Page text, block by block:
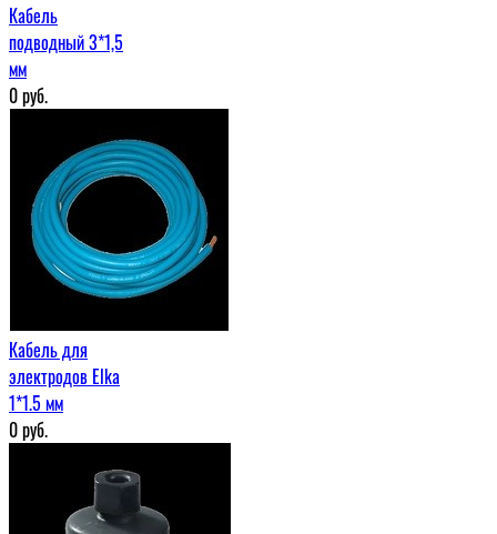
Кабель
подводный 3*1,5
мм
0руб.
Кабель для
электродов Elka
1*1.5 мм
0руб.